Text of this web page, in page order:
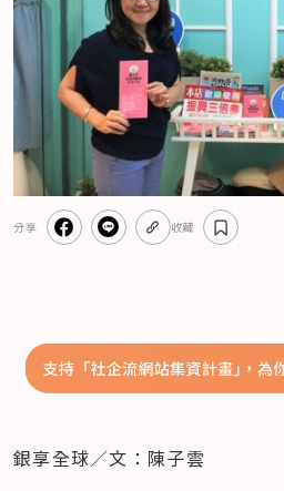
分享 收藏
銀享全球／文：陳子雲